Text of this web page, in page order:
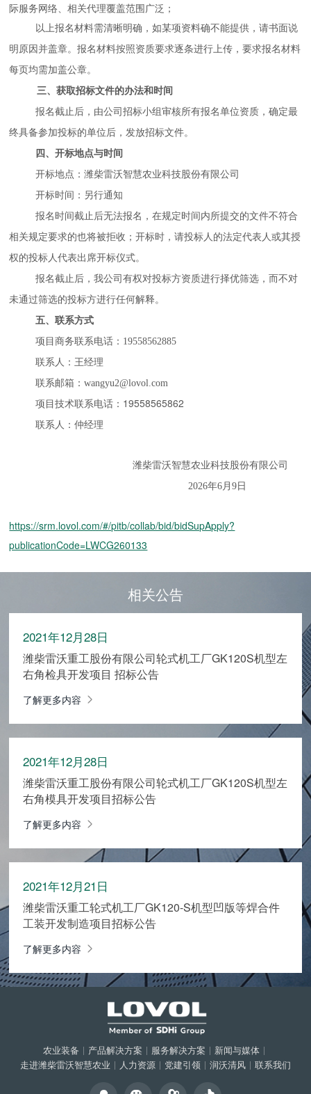
际服务网络、相关代理覆盖范围广泛；
以上报名材料需清晰明确，如某项资料确不能提供，请书面说
明原因并盖章。报名材料按照资质要求逐条进行上传，要求报名材料
每页均需加盖公章。
三、获取招标文件的办法和时间
报名截止后，由公司招标小组审核所有报名单位资质，确定最
终具备参加投标的单位后，发放招标文件。
四、开标地点与时间
开标地点：潍柴雷沃智慧农业科技股份有限公司
开标时间：另行通知
报名时间截止后无法报名 ，在规定时间内所提交的文件不符合
相关规定要求的也将被拒收；开标时，请投标人的法定代表人或其授
权的投标人代表出席开标仪式。
报名截止后，我公司有权对投标方资质进行择优筛选，而不对
未通过筛选的投标方进行任何解释。
五、联系方式
项目商务联系电话：19558562885
联系人：王经理
联系邮箱：wangyu2@lovol.com
项目技术联系电话： 19558565862
联系人 ：仲经理
潍柴雷沃智慧农业科技股份有限公司
2026年6月9日
https://srm.lovol.com/#/pitb/collab/bid/bidSupApply?
publicationCode=LWCG260133
相关公告
2021年12月28日
潍柴雷沃重工股份有限公司轮式机工厂GK120S机型左
右角检具开发项目 招标公告
了解更多内容
2021年12月28日
潍柴雷沃重工股份有限公司轮式机工厂GK120S机型左
右角模具开发项目招标公告
了解更多内容
2021年12月21日
潍柴雷沃重工轮式机工厂GK120-S机型凹版等焊合件
工装开发制造项目招标公告
了解更多内容
农业装备 | 产品解决方案 | 服务解决方案 | 新闻与媒体 |
走进潍柴雷沃智慧农业 | 人力资源 | 党建引领 | 润沃清风 | 联系我们